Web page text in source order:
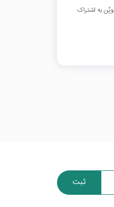
به اشتراک
ثبت